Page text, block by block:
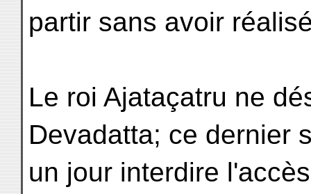
partir sans avoir
Le roi Ajataçatru ne
Devadatta; ce dernier
un jour interdire